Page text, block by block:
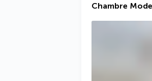
Chambre